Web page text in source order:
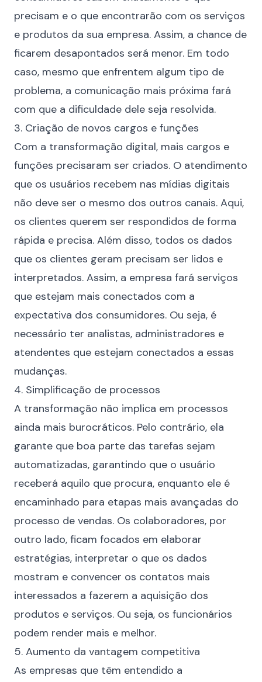
precisam e o que encontrarão com os serviços
e produtos da sua empresa. Assim, a chance de
ficarem desapontados será menor. Em todo
caso, mesmo que enfrentem algum tipo de
problema, a comunicação mais próxima fará
com que a dificuldade dele seja resolvida.
3. Criação de novos cargos e funções
Com a transformação digital, mais cargos e
funções precisaram ser criados. O atendimento
que os usuários recebem nas mídias digitais
não deve ser o mesmo dos outros canais. Aqui,
os clientes querem ser respondidos de forma
rápida e precisa. Além disso, todos os dados
que os clientes geram precisam ser lidos e
interpretados. Assim, a empresa fará serviços
que estejam mais conectados com a
expectativa dos consumidores. Ou seja, é
necessário ter analistas, administradores e
atendentes que estejam conectados a essas
mudanças.
4. Simplificação de processos
A transformação não implica em processos
ainda mais burocráticos. Pelo contrário, ela
garante que boa parte das tarefas sejam
automatizadas, garantindo que o usuário
receberá aquilo que procura, enquanto ele é
encaminhado para etapas mais avançadas do
processo de vendas. Os colaboradores, por
outro lado, ficam focados em elaborar
estratégias, interpretar o que os dados
mostram e convencer os contatos mais
interessados a fazerem a aquisição dos
produtos e serviços. Ou seja, os funcionários
podem render mais e melhor.
5. Aumento da vantagem competitiva
As empresas que têm entendido a